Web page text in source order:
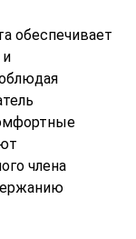
обеспечивает
члена